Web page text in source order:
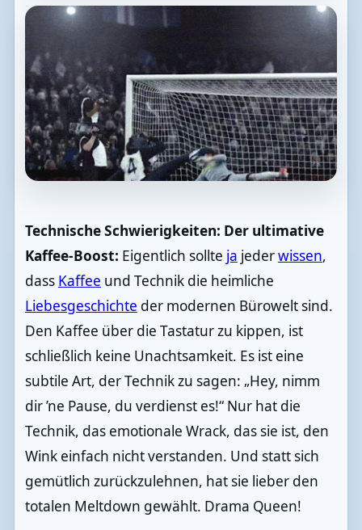
Technische Schwierigkeiten: Der ultimative
Kaffee-Boost: Eigentlich sollte ja jederwissen,
dass Kaffee und Technik die heimliche
Liebesgeschichte der modernen Bürowelt sind.
Den Kaffee über die Tastatur zu kippen, ist
schließlich keine Unachtsamkeit. Es ist eine
subtile Art, der Technik zu sagen: „Hey, nimm
dir ’ne Pause, du verdienst es!“ Nur hat die
Technik, das emotionale Wrack, das sie ist, den
Wink einfach nicht verstanden. Und statt sich
gemütlich zurückzulehnen, hat sie lieber den
totalen Meltdown gewählt. Drama Queen!